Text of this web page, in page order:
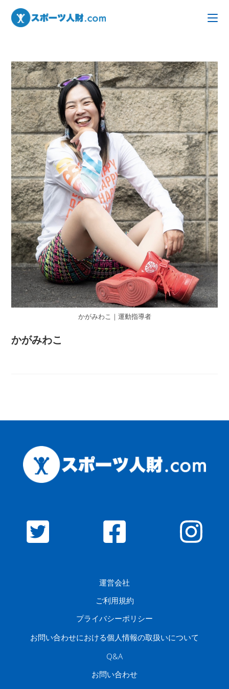
かがみわこ｜運動指導者
かがみわこ
運営会社
ご利用規約
プライバシーポリシー
お問い合わせにおける個人情報の取扱いについて
Q&A
お問い合わせ